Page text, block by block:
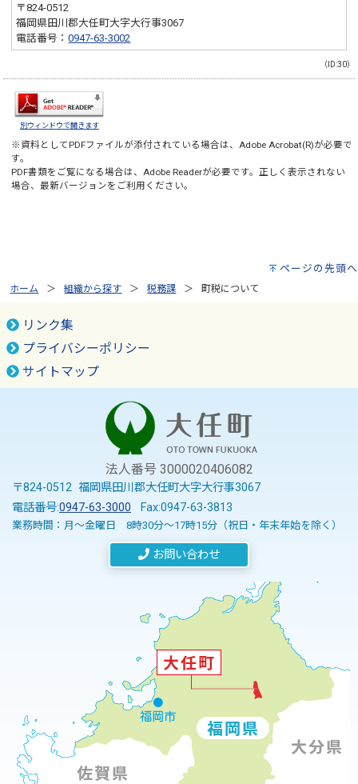
〒824-0512
福岡県田川郡大任町大字大行事3067
電話番号：0947-63-3002
（ID:30）
別ウィンドウで開きます
※資料としてPDFファイルが添付されている場合は、Adobe Acrobat(R)が必要で
す。
PDF書類をご覧になる場合は、Adobe Readerが必要です。正しく表示されない
場合、最新バージョンをご利用ください。
ページの先頭へ
ホーム 組織から探す 税務課 町税について
リンク集
プライバシーポリシー
サイトマップ
法人番号 3000020406082
〒824-0512 福岡県田川郡大任町大字大行事3067
電話番号:0947-63-3000 Fax:0947-63-3813
業務時間：月～金曜日 8時30分～17時15分（祝日・年末年始を除く）
お問い合わせ